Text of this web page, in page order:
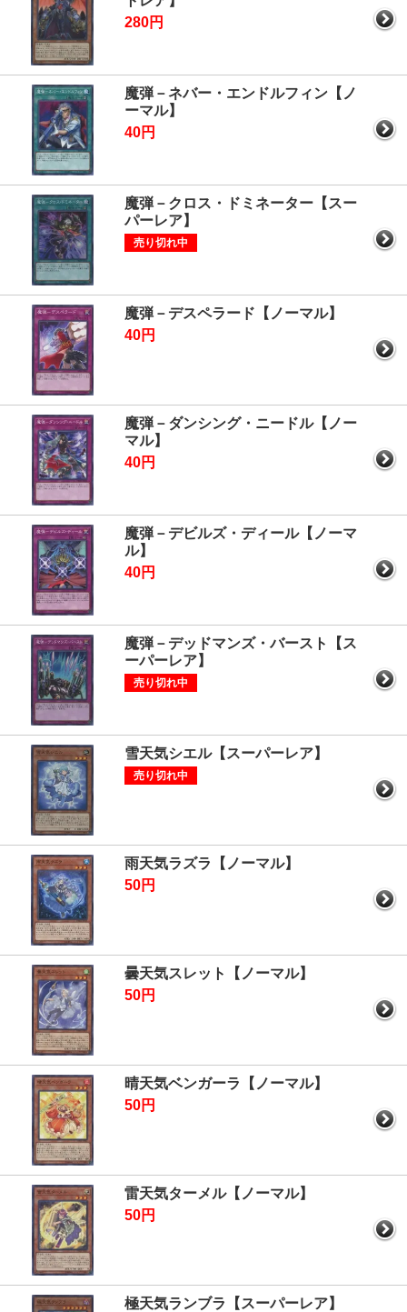
280円
魔弾－ネバー・エンドルフィン【ノ
ーマル】
40円
魔弾－クロス・ドミネーター【スー
パーレア】
売り切れ中
魔弾－デスペラード【ノーマル】
40円
魔弾－ダンシング・ニードル【ノー
マル】
40円
魔弾－デビルズ・ディール【ノーマ
ル】
40円
魔弾－デッドマンズ・バースト【ス
ーパーレア】
売り切れ中
雪天気シエル【スーパーレア】
売り切れ中
雨天気ラズラ【ノーマル】
50円
曇天気スレット【ノーマル】
50円
晴天気ベンガーラ【ノーマル】
50円
雷天気ターメル【ノーマル】
50円
極天気ランブラ【スーパーレア】